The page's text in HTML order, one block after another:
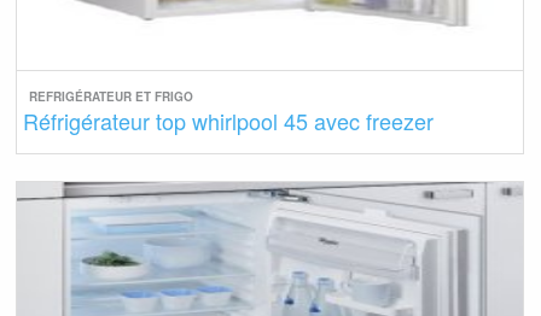
REFRIGÉRATEUR ET FRIGO
Réfrigérateur top whirlpool 45 avec freezer